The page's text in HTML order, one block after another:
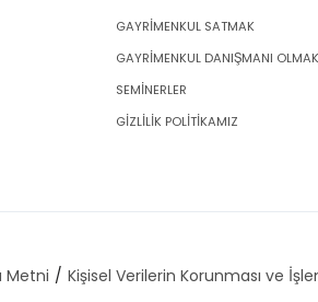
GAYRİMENKUL SATMAK
GAYRİMENKUL DANIŞMANI OLMAK
SEMİNERLER
GİZLİLİK POLİTİKAMIZ
Metni Kişisel Verilerin Korunması ve